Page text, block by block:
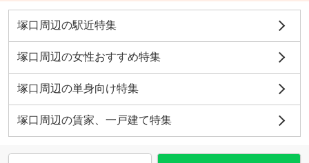
塚口周辺の駅近特集
塚口周辺の女性おすすめ特集
塚口周辺の単身向け特集
塚口周辺の賃家、一戸建て特集